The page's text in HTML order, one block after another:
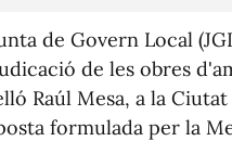
de Govern Local
de les obres
Raúl Mesa, a la
formulada per la